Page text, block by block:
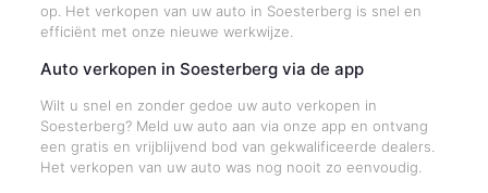
op. Het verkopen van uw auto in Soesterberg is snel en
efficiënt met onze nieuwe werkwijze.
Auto verkopen in Soesterberg via de app
Wilt u snel en zonder gedoe uw auto verkopen in
Soesterberg? Meld uw auto aan via onze app en ontvang
een gratis en vrijblijvend bod van gekwalificeerde dealers.
Het verkopen van uw auto was nog nooit zo eenvoudig.